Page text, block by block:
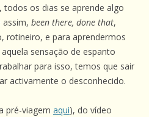
todos os dias se aprende algo
been there, done that,
rotineiro, e para aprendermos
sensação de espanto
para isso, temos que sair
activamente o desconhecido.
pré-viagem aqui), do vídeo